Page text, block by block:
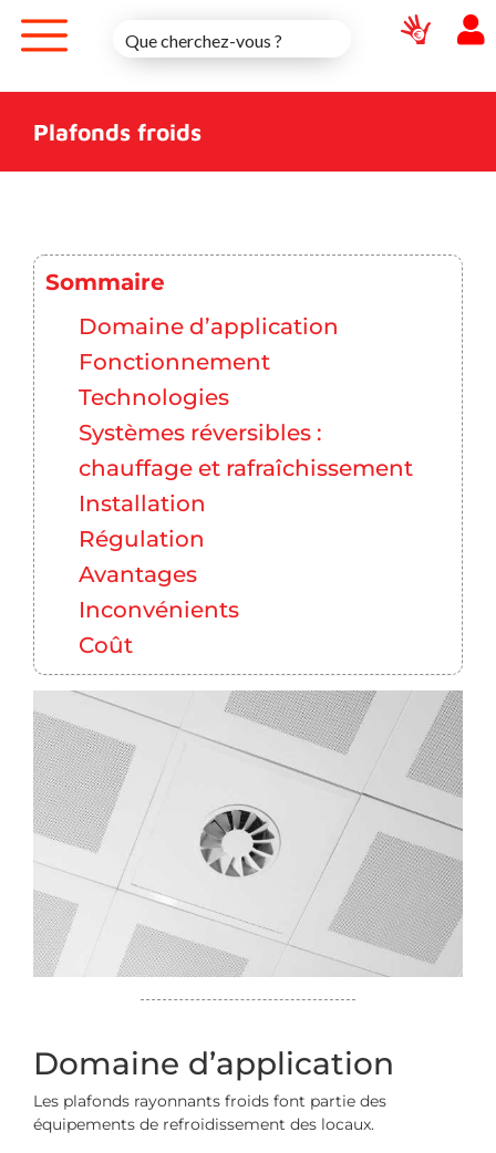
content
Plafonds froids
Sommaire
Domaine d’application
Fonctionnement
Technologies
Systèmes réversibles :
chauffage et rafraîchissement
Installation
Régulation
Avantages
Inconvénients
Coût
Domaine d’application
Les plafonds rayonnants froids font partie des
équipements de refroidissement des locaux.